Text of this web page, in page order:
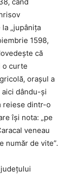
„jupâniţa
1598,
că
o curte
oraşul a
dându-şi
reiese dintr-o
îşi nota: „pe
veneau
număr de vite”.